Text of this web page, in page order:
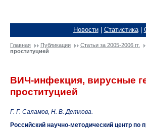
Новости| Статистика|
Главная Публикации Статьи за 2005-2006 гг.
проституцией
ВИЧ-инфекция, вирусные
проституцией
Г. Г. Саламов, Н. В. Деткова.
Российский научно-методический центр